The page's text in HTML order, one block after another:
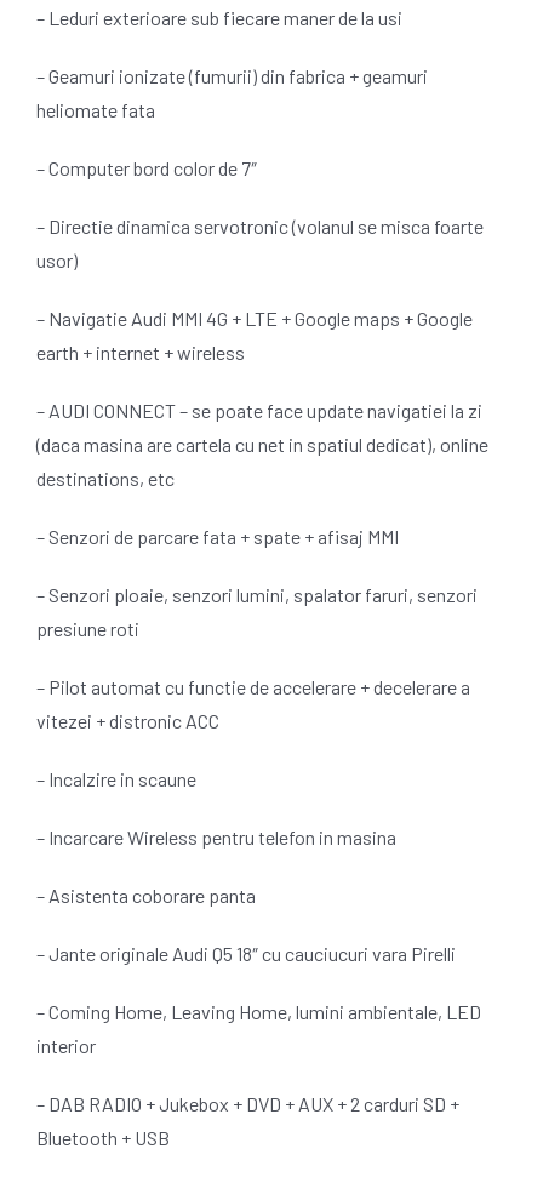
– Leduri exterioare sub fiecare maner de la usi
– Geamuri ionizate (fumurii) din fabrica + geamuri
heliomate fata
– Computer bord color de 7″
– Directie dinamica servotronic (volanul se misca foarte
usor)
– Navigatie Audi MMI 4G + LTE + Google maps + Google
earth + internet + wireless
– AUDI CONNECT – se poate face update navigatiei la zi
(daca masina are cartela cu net in spatiul dedicat), online
destinations, etc
– Senzori de parcare fata + spate + afisaj MMI
– Senzori ploaie, senzori lumini, spalator faruri, senzori
presiune roti
– Pilot automat cu functie de accelerare + decelerare a
vitezei + distronic ACC
– Incalzire in scaune
– Incarcare Wireless pentru telefon in masina
– Asistenta coborare panta
– Jante originale Audi Q5 18″ cu cauciucuri vara Pirelli
– Coming Home, Leaving Home, lumini ambientale, LED
interior
– DAB RADIO + Jukebox + DVD + AUX + 2 carduri SD +
Bluetooth + USB